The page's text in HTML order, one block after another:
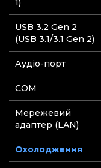
1)
USB 3.2 Gen 2
(USB 3.1/3.1 Gen 2)
Аудіо-порт
СOM
Мережевий
адаптер (LAN)
Охолодження